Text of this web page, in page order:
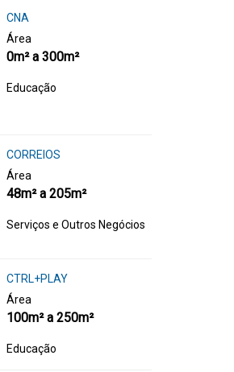
CNA
Área
0m² a 300m²
Educação
CORREIOS
Área
48m² a 205m²
Serviços e Outros Negócios
CTRL+PLAY
Área
100m² a 250m²
Educação